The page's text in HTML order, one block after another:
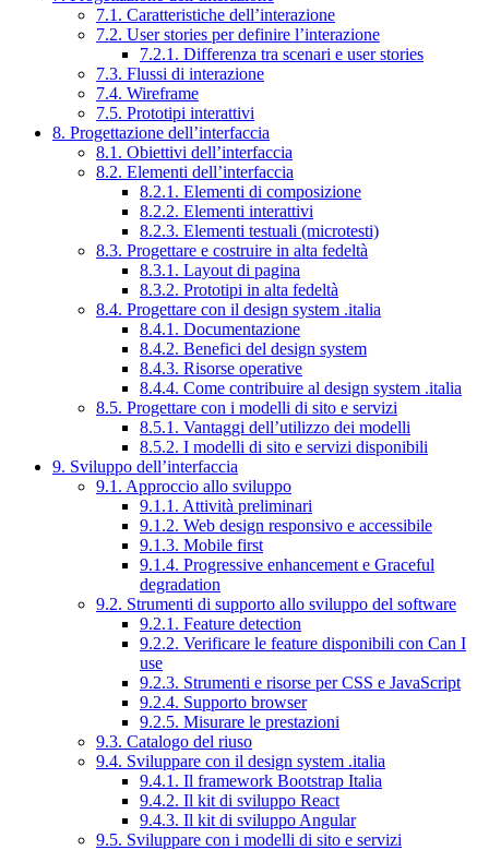
7.1. Caratteristiche dell’interazione
7.2. User stories per definire l’interazione
7.2.1. Differenza tra scenari e user stories
7.3. Flussi di interazione
7.4. Wireframe
7.5. Prototipi interattivi
8. Progettazione dell’interfaccia
8.1. Obiettivi dell’interfaccia
8.2. Elementi dell’interfaccia
8.2.1. Elementi di composizione
8.2.2. Elementi interattivi
8.2.3. Elementi testuali (microtesti)
8.3. Progettare e costruire in alta fedeltà
8.3.1. Layout di pagina
8.3.2. Prototipi in alta fedeltà
8.4. Progettare con il design system .italia
8.4.1. Documentazione
8.4.2. Benefici del design system
8.4.3. Risorse operative
8.4.4. Come contribuire al design system .italia
8.5. Progettare con i modelli di sito e servizi
8.5.1. Vantaggi dell’utilizzo dei modelli
8.5.2. I modelli di sito e servizi disponibili
9. Sviluppo dell’interfaccia
9.1. Approccio allo sviluppo
9.1.1. Attività preliminari
9.1.2. Web design responsivo e accessibile
9.1.3. Mobile first
9.1.4. Progressive enhancement e Graceful
degradation
9.2. Strumenti di supporto allo sviluppo del software
9.2.1. Feature detection
9.2.2. Verificare le feature disponibili con Can I
use
9.2.3. Strumenti e risorse per CSS e JavaScript
9.2.4. Supporto browser
9.2.5. Misurare le prestazioni
9.3. Catalogo del riuso
9.4. Sviluppare con il design system .italia
9.4.1. Il framework Bootstrap Italia
9.4.2. Il kit di sviluppo React
9.4.3. Il kit di sviluppo Angular
9.5. Sviluppare con i modelli di sito e servizi